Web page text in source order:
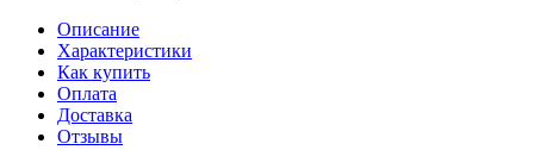
Описание
Характеристики
Как купить
Оплата
Доставка
Отзывы